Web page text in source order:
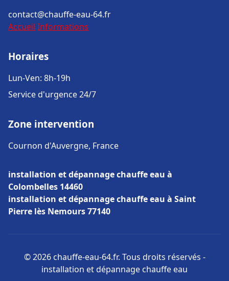
contact@chauffe-eau-64.fr
Accueil Informations
Horaires
Lun-Ven: 8h-19h
Service d'urgence 24/7
Zone intervention
Cournon d'Auvergne, France
installation et dépannage chauffe eau à
Colombelles 14460
installation et dépannage chauffe eau à Saint
Pierre lès Nemours 77140
© 2026 chauffe-eau-64.fr. Tous droits réservés -
installation et dépannage chauffe eau